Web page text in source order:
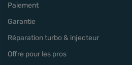
Paiement
Garantie
Réparation turbo & injecteur
Offre pour les pros